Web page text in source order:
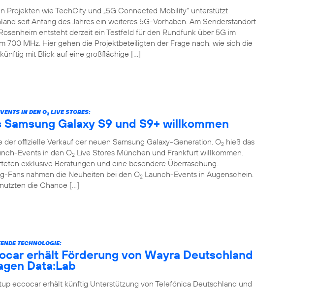
Projekten wie TechCity und „5G Connected Mobility“ unterstützt
seit Anfang des Jahres ein weiteres 5G-Vorhaben. Am Senderstandort
entsteht derzeit ein Testfeld für den Rundfunk über 5G im
700 MHz. Hier gehen die Projektbeteiligten der Frage nach, wie sich die
mit Blick auf eine großflächige […]
IN DEN O2 LIVE STORES:
Galaxy S9 und S9+ willkommen
der offizielle Verkauf der neuen Samsung Galaxy-Generation. O2 hieß das
Events in den O2 Live Stores München und Frankfurt willkommen.
exklusive Beratungen und eine besondere Überraschung.
Fans nahmen die Neuheiten bei den O2 Launch-Events in Augenschein.
die Chance […]
TECHNOLOGIE:
erhält Förderung von Wayra Deutschland
Data:Lab
eccocar erhält künftig Unterstützung von Telefónica Deutschland und